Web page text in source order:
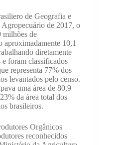
de Geografia e
de 2017, o
milhões de
aproximadamente 10,1
diretamente
e foram classificados
representa 77% dos
levantados pelo censo.
uma área de 80,9
da área total dos
brasileiros.
Orgânicos
reconhecidos